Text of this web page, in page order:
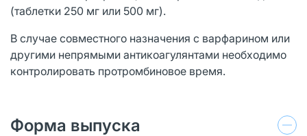
(таблетки 250 мг или 500 мг).
В случае совместного назначения с варфарином или
другими непрямыми антикоагулянтами необходимо
контролировать протромбиновое время.
Форма выпуска